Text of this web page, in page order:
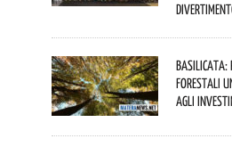
Basilicata:
forestali
agli